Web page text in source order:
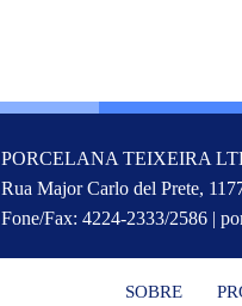
PORCELANA TEIXEIRA
Rua Major Carlo del Prete,
Fone/Fax: 4224-2333/2586 |
SOBRE